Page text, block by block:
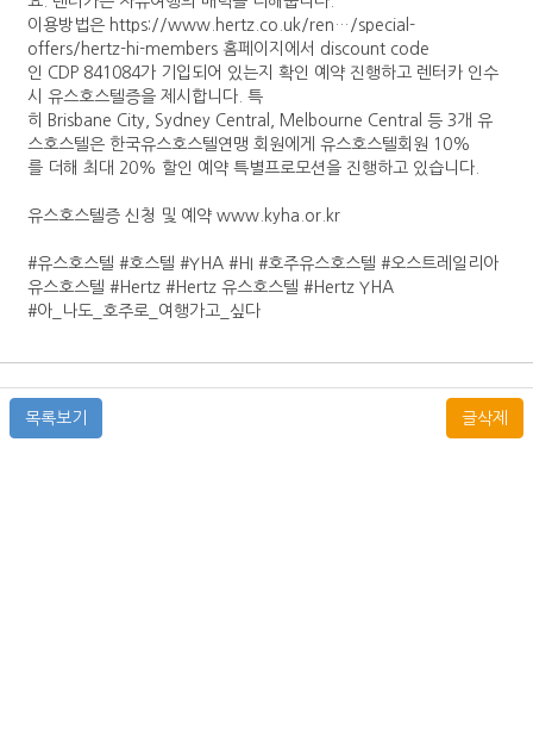
이용방법은 https://www.hertz.co.uk/ren…/special-
offers/hertz-hi-members 홈페이지에서 discount code
인 CDP 841084가 기입되어 있는지 확인 예약 진행하고 렌터카 인수
시 유스호스텔증을 제시합니다. 특
히 Brisbane City, Sydney Central, Melbourne Central 등 3개 유
스호스텔은 한국유스호스텔연맹 회원에게 유스호스텔회원 10%
를 더해 최대 20% 할인 예약 특별프로모션을 진행하고 있습니다.
유스호스텔증 신청 및 예약 www.kyha.or.kr
#유스호스텔 #호스텔 #YHA #HI #호주유스호스텔 #오스트레일리아
유스호스텔 #Hertz #Hertz 유스호스텔 #Hertz YHA
#아_나도_호주로_여행가고_싶다
목록보기 글삭제